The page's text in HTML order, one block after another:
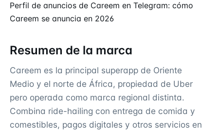
Perfil de anuncios de Careem en Telegram: cómo
Careem se anuncia en 2026
Resumen de la marca
Careem es la principal superapp de Oriente
Medio y el norte de África, propiedad de Uber
pero operada como marca regional distinta.
Combina ride-hailing con entrega de comida y
comestibles, pagos digitales y otros servicios en